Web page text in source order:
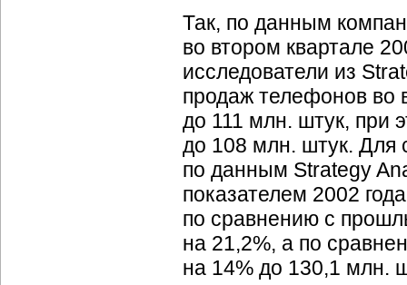
Так, по данным
во втором квартале
исследователи из
продаж телефонов во
до 111 млн. штук, при
до 108 млн. штук. Для
по данным Strategy
показателем 2002
по сравнению с
на 21,2%, а по
на 14% до 130,1 млн.